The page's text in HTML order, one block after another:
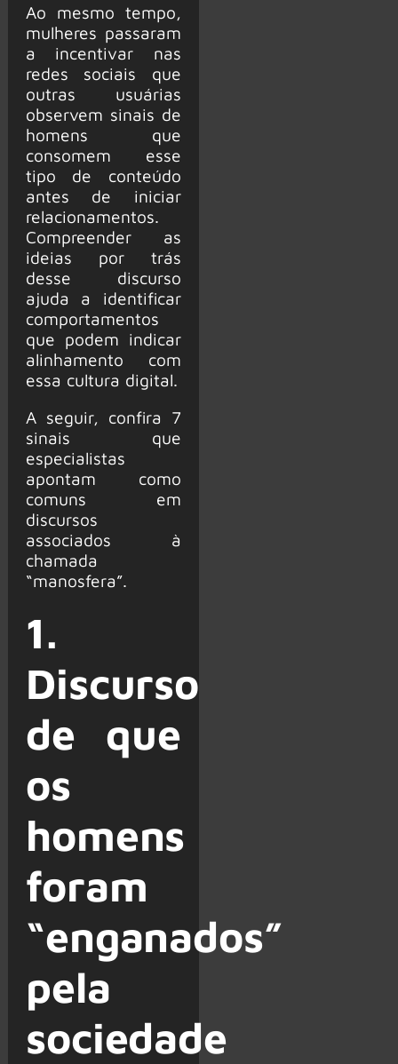
Ao mesmo tempo,
mulheres passaram
a incentivar nas
redes sociais que
outras usuárias
observem sinais de
homens que
consomem esse
tipo de conteúdo
antes de iniciar
relacionamentos.
Compreender as
ideias por trás
desse discurso
ajuda a identificar
comportamentos
que podem indicar
alinhamento com
essa cultura digital.
A seguir, confira 7
sinais que
especialistas
apontam como
comuns em
discursos
associados à
chamada
“manosfera”.
1.
Discurso
de que
os
homens
foram
“enganados”
pela
sociedade